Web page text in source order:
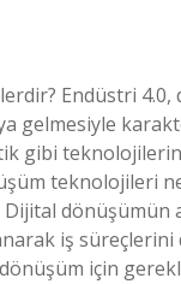
Endüstri
gelmesiyle
gibi
dönüşümün
iş
için